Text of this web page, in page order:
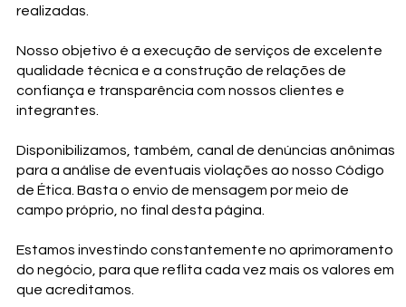
realizadas.
Nosso objetivo é a execução de serviços de excelente
qualidade técnica e a construção de relações de
confiança e transparência com nossos clientes e
integrantes.
Disponibilizamos, também, canal de denúncias anônimas
para a análise de eventuais violações ao nosso Código
de Ética. Basta o envio de mensagem por meio de
campo próprio, no final desta página.
Estamos investindo constantemente no aprimoramento
do negócio, para que reflita cada vez mais os valores em
que acreditamos.